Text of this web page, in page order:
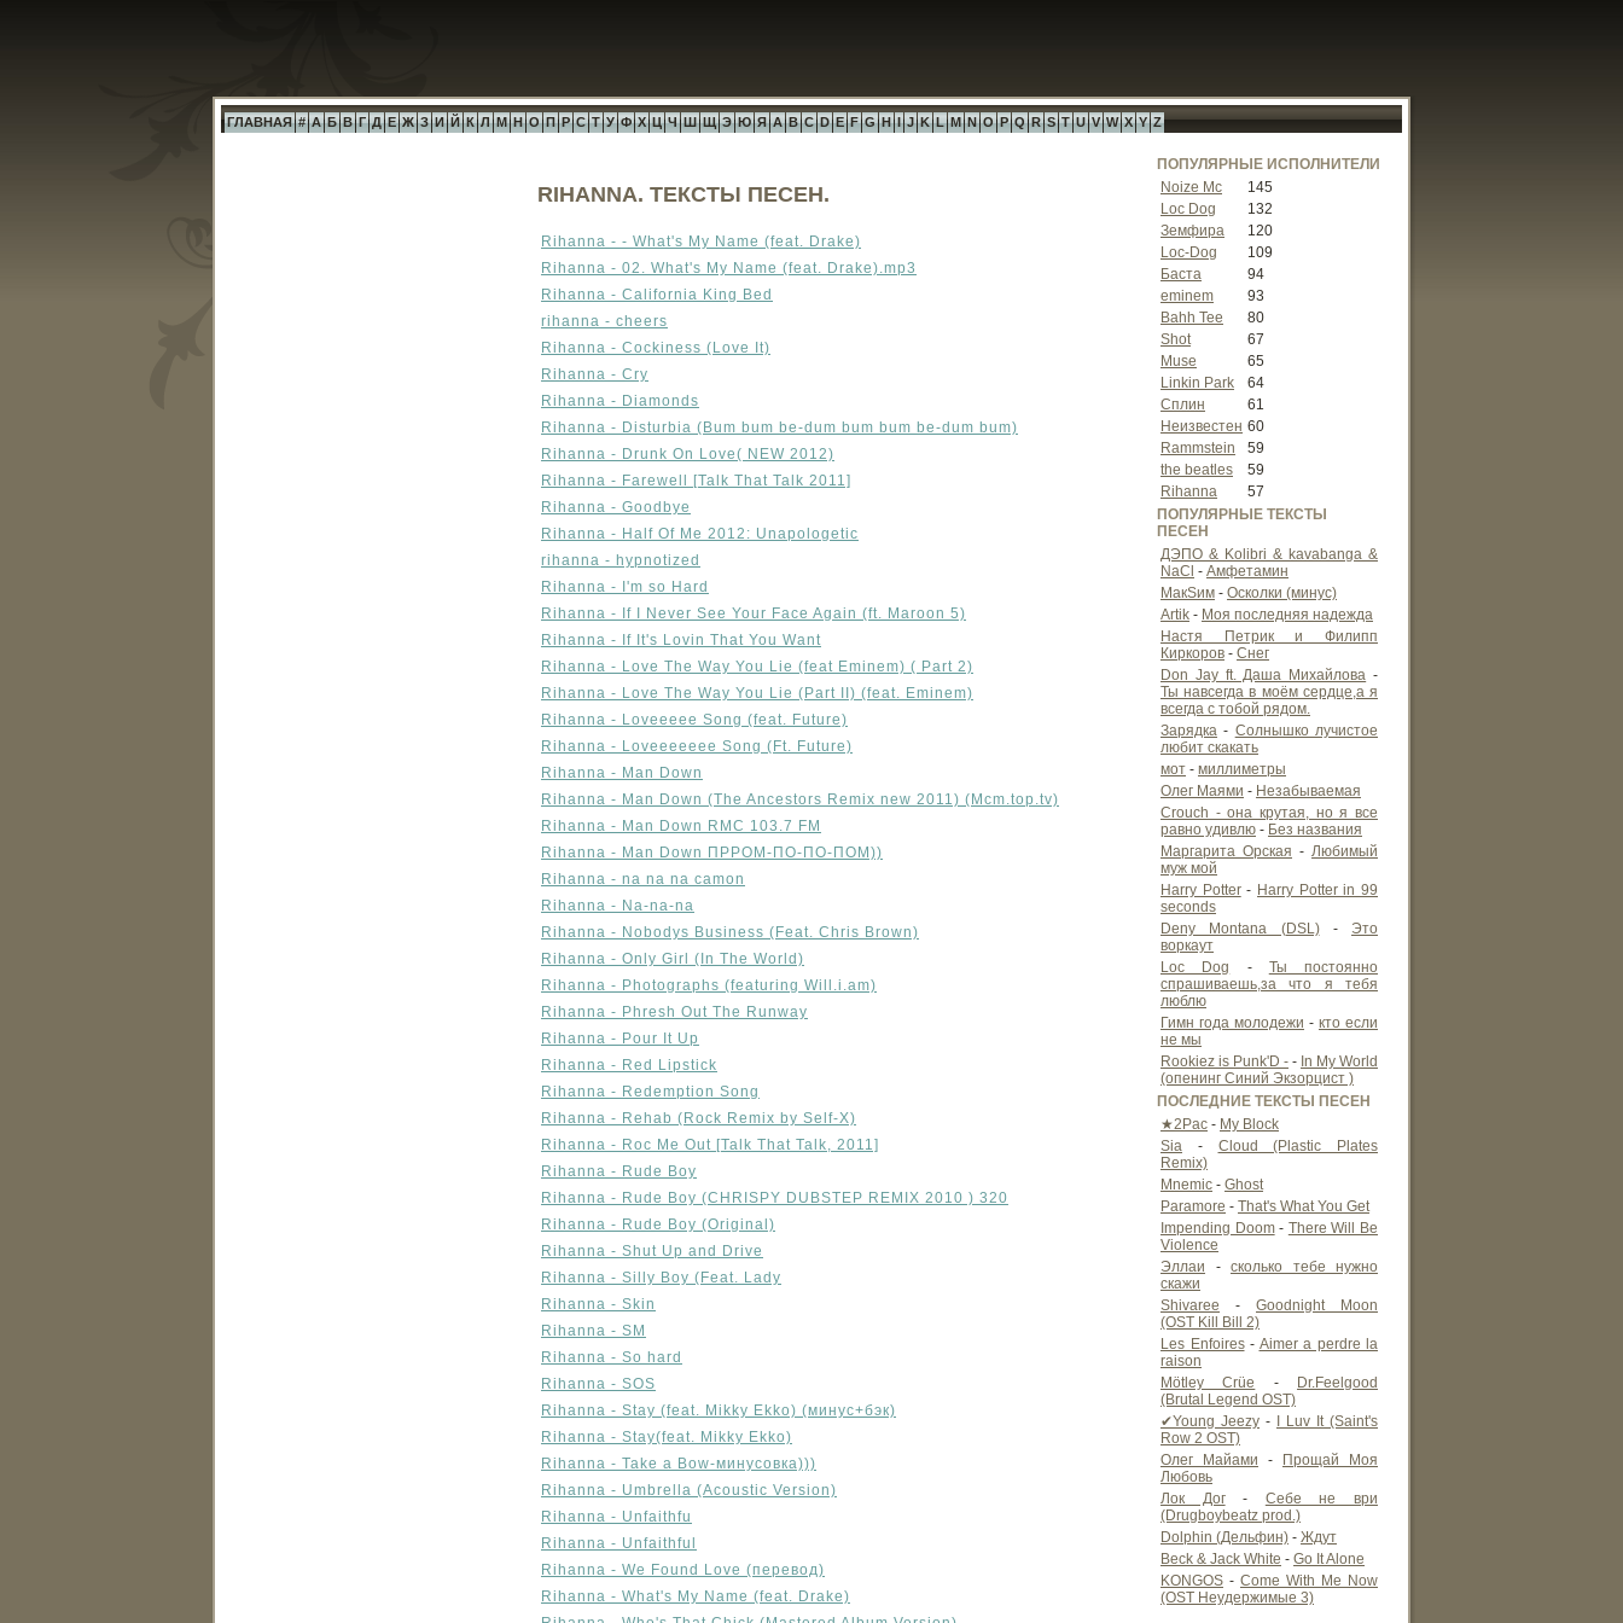
ГЛАВНАЯ # А Б В Г Д Е Ж З И Й К Л М Н О П Р С Т У Ф Х Ц Ч Ш Щ Э Ю Я A B C D E F G H I J K L M N O P Q R S T U V W X Y Z
RIHANNA. ТЕКСТЫ ПЕСЕН.
Rihanna - - What's My Name (feat. Drake)
Rihanna - 02. What's My Name (feat. Drake).mp3
Rihanna - California King Bed
rihanna - cheers
Rihanna - Cockiness (Love It)
Rihanna - Cry
Rihanna - Diamonds
Rihanna - Disturbia (Bum bum be-dum bum bum be-dum bum)
Rihanna - Drunk On Love( NEW 2012)
Rihanna - Farewell [Talk That Talk 2011]
Rihanna - Goodbye
Rihanna - Half Of Me 2012: Unapologetic
rihanna - hypnotized
Rihanna - I'm so Hard
Rihanna - If I Never See Your Face Again (ft. Maroon 5)
Rihanna - If It's Lovin That You Want
Rihanna - Love The Way You Lie (feat Eminem) ( Part 2)
Rihanna - Love The Way You Lie (Part II) (feat. Eminem)
Rihanna - Loveeeee Song (feat. Future)
Rihanna - Loveeeeeee Song (Ft. Future)
Rihanna - Man Down
Rihanna - Man Down (The Ancestors Remix new 2011) (Mcm.top.tv)
Rihanna - Man Down RMC 103.7 FM
Rihanna - Man Down ПРРОМ-ПО-ПО-ПОМ))
Rihanna - na na na camon
Rihanna - Na-na-na
Rihanna - Nobodys Business (Feat. Chris Brown)
Rihanna - Only Girl (In The World)
Rihanna - Photographs (featuring Will.i.am)
Rihanna - Phresh Out The Runway
Rihanna - Pour It Up
Rihanna - Red Lipstick
Rihanna - Redemption Song
Rihanna - Rehab (Rock Remix by Self-X)
Rihanna - Roc Me Out [Talk That Talk, 2011]
Rihanna - Rude Boy
Rihanna - Rude Boy (CHRISPY DUBSTEP REMIX 2010 ) 320
Rihanna - Rude Boy (Original)
Rihanna - Shut Up and Drive
Rihanna - Silly Boy (Feat. Lady
Rihanna - Skin
Rihanna - SM
Rihanna - So hard
Rihanna - SOS
Rihanna - Stay (feat. Mikky Ekko) (минус+бэк)
Rihanna - Stay(feat. Mikky Ekko)
Rihanna - Take a Bow-минусовка)))
Rihanna - Umbrella (Acoustic Version)
Rihanna - Unfaithfu
Rihanna - Unfaithful
Rihanna - We Found Love (перевод)
Rihanna - What's My Name (feat. Drake)
ПОПУЛЯРНЫЕ ИСПОЛНИТЕЛИ
Noize Mc
145
Loc Dog
132
Земфира
120
Loc-Dog
109
Баста
94
eminem
93
Bahh Tee
80
Shot
67
Muse
65
Linkin Park
64
Сплин
61
Неизвестен 60
Rammstein
59
the beatles
59
Rihanna
57
ПОПУЛЯРНЫЕ ТЕКСТЫ
ПЕСЕН
ДЭПО & Kolibri & kavabanga &
NaCl - Амфетамин
МакSим - Осколки (минус)
Artik - Моя последняя надежда
Настя Петрик и Филипп
Киркоров - Снег
Don Jay ft. Даша Михайлова -
Ты навсегда в моём сердце,а я
всегда с тобой рядом.
Зарядка - Солнышко лучистое
любит скакать
мот - миллиметры
Олег Маями - Незабываемая
Crouch - она крутая, но я все
равно удивлю - Без названия
Маргарита Орская - Любимый
муж мой
Harry Potter- Harry Potter in 99
seconds
Deny Montana (DSL)- Это
воркаут
Loc Dog - Ты постоянно
спрашиваешь,за что я тебя
люблю
Гимн года молодежи - кто если
не мы
Rookiez is Punk'D - - In My World
(опенинг Синий Экзорцист )
ПОСЛЕДНИЕ ТЕКСТЫ ПЕСЕН
★2Pac - My Block
Sia - Cloud (Plastic Plates
Remix)
Mnemic - Ghost
Paramore - That's What You Get
Impending Doom- There Will Be
Violence
Эллаи - сколько тебе нужно
скажи
Shivaree - Goodnight Moon
(OST Kill Bill 2)
Les Enfoires- Aimer a perdre la
raison
Mötley Crüe -
Dr.Feelgood
(Brutal Legend OST)
✔Young Jeezy -
I Luv It (Saint's
Row 2 OST)
Олег Майами -
Прощай Моя
Любовь
Лок Дог- Себе не ври
(Drugboybeatz prod.)
Dolphin (Дельфин) - Ждут
Beck & Jack White - Go It Alone
KONGOS - Come With Me Now
(OST Неудержимые 3)